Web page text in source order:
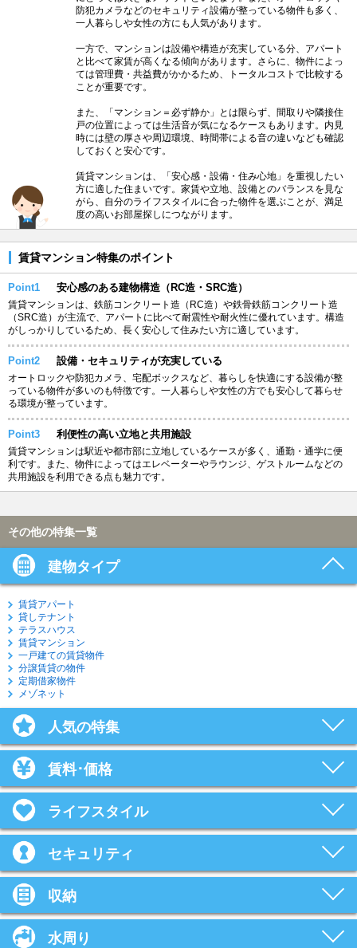
防犯カメラなどのセキュリティ設備が整っている物件も多く、
一人暮らしや女性の方にも人気があります。
一方で、マンションは設備や構造が充実している分、アパート
と比べて家賃が高くなる傾向があります。さらに、物件によっ
ては管理費・共益費がかかるため、トータルコストで比較する
ことが重要です。
また、「マンション＝必ず静か」とは限らず、間取りや隣接住
戸の位置によっては生活音が気になるケースもあります。内見
時には壁の厚さや周辺環境、時間帯による音の違いなども確認
しておくと安心です。
賃貸マンションは、「安心感・設備・住み心地」を重視したい
方に適した住まいです。家賃や立地、設備とのバランスを見な
がら、自分のライフスタイルに合った物件を選ぶことが、満足
度の高いお部屋探しにつながります。
賃貸マンション特集のポイント
Point1 安心感のある建物構造（RC造・SRC造）
賃貸マンションは、鉄筋コンクリート造（RC造）や鉄骨鉄筋コンクリート造
（SRC造）が主流で、アパートに比べて耐震性や耐火性に優れています。構造
がしっかりしているため、長く安心して住みたい方に適しています。
Point2 設備・セキュリティが充実している
オートロックや防犯カメラ、宅配ボックスなど、暮らしを快適にする設備が整
っている物件が多いのも特徴です。一人暮らしや女性の方でも安心して暮らせ
る環境が整っています。
Point3 利便性の高い立地と共用施設
賃貸マンションは駅近や都市部に立地しているケースが多く、通勤・通学に便
利です。また、物件によってはエレベーターやラウンジ、ゲストルームなどの
共用施設を利用できる点も魅力です。
その他の特集一覧
建物タイプ
賃貸アパート
貸しテナント
テラスハウス
賃貸マンション
一戸建ての賃貸物件
分譲賃貸の物件
定期借家物件
メゾネット
人気の特集
賃料･価格
ライフスタイル
セキュリティ
収納
水周り